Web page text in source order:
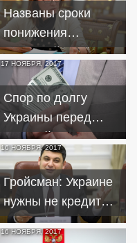
Названы сроки
понижения
ключевой ставки до
6-7%
17 НОЯБРЯ, 2017
Спор по долгу
Украины перед
Россией может
разрешить третья
сторона
16 НОЯБРЯ, 2017
Гройсман: Украине
нужны не кредиты а
реформы
16 НОЯБРЯ, 2017